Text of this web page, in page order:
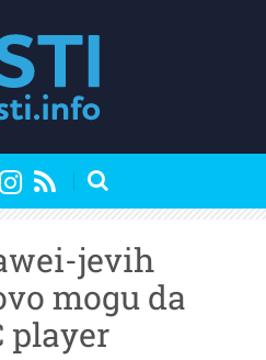
jevih
mogu da
player